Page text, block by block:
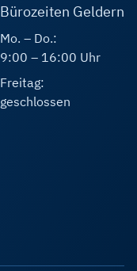
Bürozeiten Geldern
Mo. – Do.:
9:00 – 16:00 Uhr
Freitag:
geschlossen